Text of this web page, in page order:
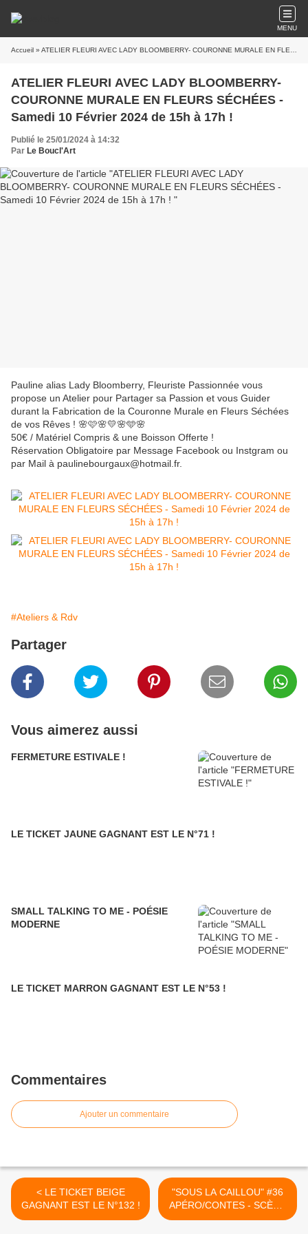
MENU
Accueil » ATELIER FLEURI AVEC LADY BLOOMBERRY- COURONNE MURALE EN FLEURS SÉCHÉES - Samedi 10 Février 2024 de 15h à 17h !
ATELIER FLEURI AVEC LADY BLOOMBERRY-
COURONNE MURALE EN FLEURS SÉCHÉES -
Samedi 10 Février 2024 de 15h à 17h !
Publié le 25/01/2024 à 14:32
Par Le Boucl'Art
Pauline alias Lady Bloomberry, Fleuriste Passionnée vous
propose un Atelier pour Partager sa Passion et vous Guider
durant la Fabrication de la Couronne Murale en Fleurs Séchées
de vos Rêves ! 🌸🩷🌸💛🌸🩵🌸
50€ / Matériel Compris & une Boisson Offerte !
Réservation Obligatoire par Message Facebook ou Instgram ou
par Mail à paulinebourgaux@hotmail.fr.
#Ateliers & Rdv
Partager
Vous aimerez aussi
FERMETURE ESTIVALE !
LE TICKET JAUNE GAGNANT EST LE N°71 !
SMALL TALKING TO ME - POÉSIE
MODERNE
LE TICKET MARRON GAGNANT EST LE N°53 !
Commentaires
Ajouter un commentaire
< LE TICKET BEIGE
GAGNANT EST LE N°132 !
"SOUS LA CAILLOU" #36
APÉRO/CONTES - SCÈNE
OUVERTE - Vendredi 9